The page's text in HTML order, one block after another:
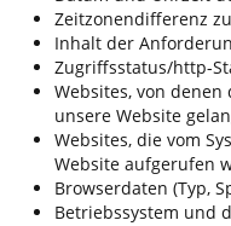
Zeitzonendifferenz
Inhalt der
Zugriffsstatus/http-
Websites, von denen
unsere Website
Websites, die vom
Website aufgerufen
Browserdaten (Typ,
Betriebssystem und